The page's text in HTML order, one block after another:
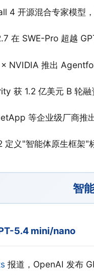
4 开源混合专家模型
在 SWE-Pro 超越
NVIDIA 推出
获 1.2 亿美元 B 轮
等企业级厂商推
定义"智能体原生框架"
智
5.4 mini/nano
报道，OpenAI 发布